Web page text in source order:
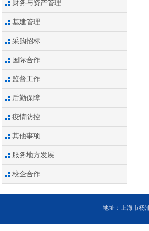
财务与资产管理
基建管理
采购招标
国际合作
监督工作
后勤保障
疫情防控
其他事项
服务地方发展
校企合作
地址：上海市杨